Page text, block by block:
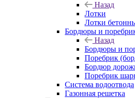
Назад
Лотки
Лотки
Бордюры и
Назад
Бордюры и
Поребрик
Бордюр
Поребрик
Система водоотвода
Газонная решетка